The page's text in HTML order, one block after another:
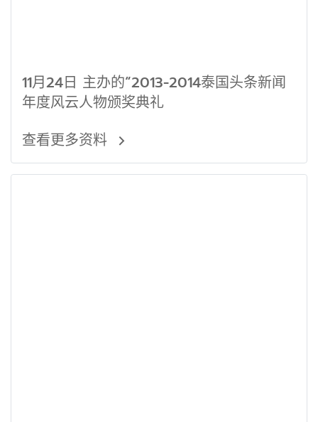
11月24日 主办的“2013-2014泰国头条新闻
年度风云人物颁奖典礼
查看更多资料